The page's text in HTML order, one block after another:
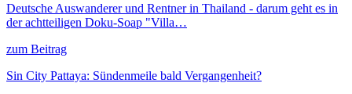
Deutsche Auswanderer und Rentner in Thailand - darum geht es in
der achtteiligen Doku-Soap "Villa…
zum Beitrag
Sin City Pattaya: Sündenmeile bald Vergangenheit?